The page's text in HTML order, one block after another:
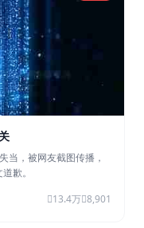
当，被网友截图传播，
歉。
13.4万 8,901